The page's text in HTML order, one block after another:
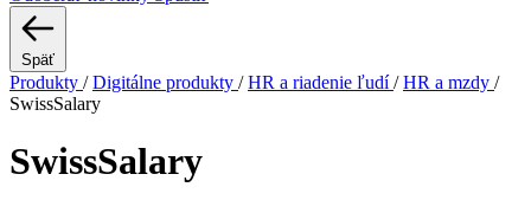
Späť
Produkty / Digitálne produkty / HR a riadenie ľudí/ HR a mzdy /
SwissSalary
SwissSalary